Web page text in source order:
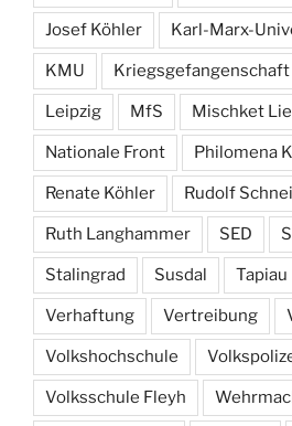
Josef Köhler Karl-Marx-
KMU Kriegsgefangenschaft
Leipzig MfS Mischket
Nationale Front Philomena
Renate Köhler Rudolf
Ruth Langhammer SED
Stalingrad Susdal Tapiau
Verhaftung Vertreibung
Volkshochschule
Volksschule Fleyh